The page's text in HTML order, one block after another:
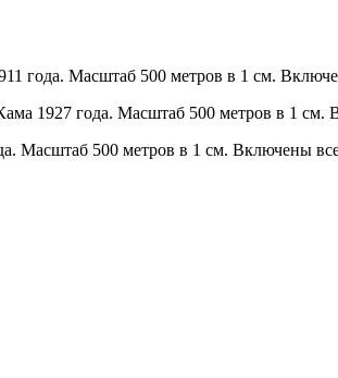
года. Масштаб 500 метров в 1 см.
1927 года. Масштаб 500 метров в 1 см.
Масштаб 500 метров в 1 см. Включены